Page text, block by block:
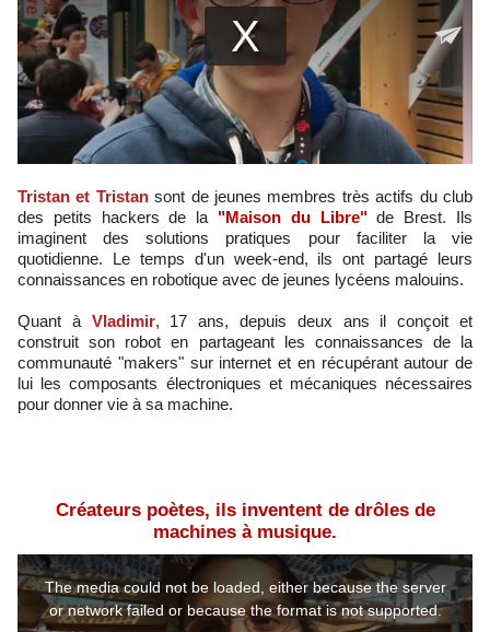
Tristan et Tristansont de jeunes membres très actifs du club
des petits hackers de la "Maison du Libre"de Brest. Ils
imaginent des solutions pratiques pour faciliter la vie
quotidienne. Le temps d'un week-end, ils ont partagé leurs
connaissances en robotique avec de jeunes lycéens malouins.
Quant àVladimir, 17 ans, depuis deux ans il conçoit et
construit son robot en partageant les connaissances de la
communauté "makers" sur internet et en récupérant autour de
lui les composants électroniques et mécaniques nécessaires
pour donner vie à sa machine.
Créateurs poètes, ils inventent de drôles de
machines à musique.